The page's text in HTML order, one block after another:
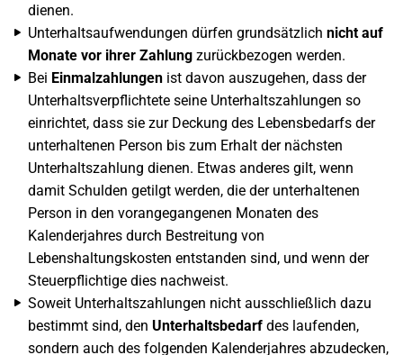
dienen.
Unterhaltsaufwendungen dürfen grundsätzlich nicht auf
Monate vor ihrer Zahlung zurückbezogen werden.
Bei Einmalzahlungen ist davon auszugehen, dass der
Unterhaltsverpflichtete seine Unterhaltszahlungen so
einrichtet, dass sie zur Deckung des Lebensbedarfs der
unterhaltenen Person bis zum Erhalt der nächsten
Unterhaltszahlung dienen. Etwas anderes gilt, wenn
damit Schulden getilgt werden, die der unterhaltenen
Person in den vorangegangenen Monaten des
Kalenderjahres durch Bestreitung von
Lebenshaltungskosten entstanden sind, und wenn der
Steuerpflichtige dies nachweist.
Soweit Unterhaltszahlungen nicht ausschließlich dazu
bestimmt sind, den Unterhaltsbedarf des laufenden,
sondern auch des folgenden Kalenderjahres abzudecken,